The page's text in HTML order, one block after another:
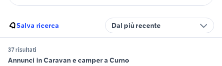
Salva ricerca Dal più recente
37 risultati
Annunci in Caravan e camper a Curno